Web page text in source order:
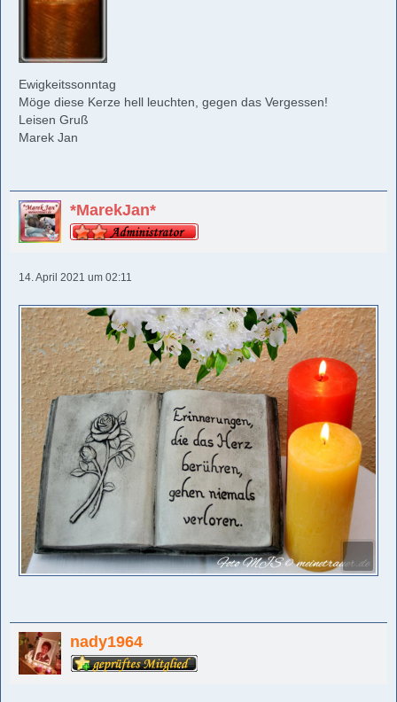
Ewigkeitssonntag
Möge diese Kerze hell leuchten, gegen das Vergessen!
Leisen Gruß
Marek Jan
*MarekJan*
14. April 2021 um 02:11
nady1964